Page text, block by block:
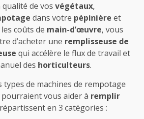
de vos végétaux,
dans votre pépinière et
coûts de main-d’œuvre, vous
d’acheter une remplisseuse de
qui accélère le flux de travail et
des horticulteurs.
de machines de rempotage
vous aider à remplir
en 3 catégories :